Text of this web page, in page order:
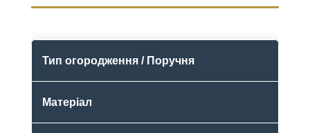
Тип огородження / Поручня
Матеріал